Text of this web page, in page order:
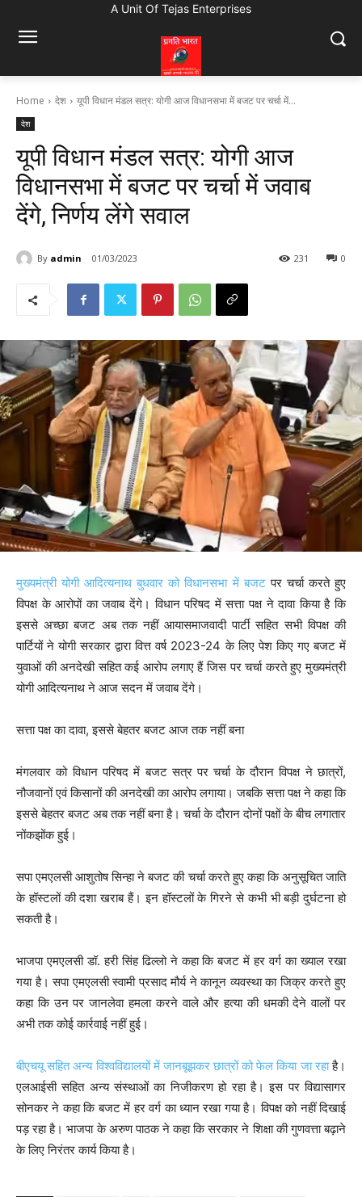
A Unit Of Tejas Enterprises
Home देश यूपी विधान मंडल सत्र: योगी आज विधानसभा में बजट पर चर्चा में...
देश
यूपी विधान मंडल सत्र: योगी आज
विधानसभा में बजट पर चर्चा में जवाब
देंगे, निर्णय लेंगे सवाल
By admin 01/03/2023 0
231
मुख्यमंत्री योगी आदित्यनाथ बुधवार को विधानसभा में बजटपर चर्चा करते हुए
विपक्ष के आरोपों का जवाब देंगे। विधान परिषद में सत्ता पक्ष ने दावा किया है कि
इससे अच्छा बजट अब तक नहीं आयासमाजवादी पार्टी सहित सभी विपक्ष की
पार्टियों ने योगी सरकार द्वारा वित्त वर्ष 2023-24 के लिए पेश किए गए बजट में
युवाओं की अनदेखी सहित कई आरोप लगाए हैं जिस पर चर्चा करते हुए मुख्यमंत्री
योगी आदित्यनाथ ने आज सदन में जवाब देंगे।
सत्ता पक्ष का दावा, इससे बेहतर बजट आज तक नहीं बना
मंगलवार को विधान परिषद में बजट सत्र पर चर्चा के दौरान विपक्ष ने छात्रों,
नौजवानों एवं किसानों की अनदेखी का आरोप लगाया। जबकि सत्ता पक्ष ने कहा कि
इससे बेहतर बजट अब तक नहीं बना है। चर्चा के दौरान दोनों पक्षों के बीच लगातार
नोंकझोंक हुई।
सपा एमएलसी आशुतोष सिन्हा ने बजट की चर्चा करते हुए कहा कि अनुसूचित जाति
के हॉस्टलों की दशा खराब हैं। इन हॉस्टलों के गिरने से कभी भी बड़ी दुर्घटना हो
सकती है।
भाजपा एमएलसी डॉ. हरी सिंह ढिल्लो ने कहा कि बजट में हर वर्ग का ख्याल रखा
गया है। सपा एमएलसी स्वामी प्रसाद मौर्य ने कानून व्यवस्था का जिक्र करते हुए
कहा कि उन पर जानलेवा हमला करने वाले और हत्या की धमकी देने वालों पर
अभी तक कोई कार्रवाई नहीं हुई।
बीएचयू सहित अन्य विश्वविद्यालयों में जानबूझकर छात्रों को फेल किया जा रहाहै।
एलआईसी सहित अन्य संस्थाओं का निजीकरण हो रहा है। इस पर विद्यासागर
सोनकर ने कहा कि बजट में हर वर्ग का ध्यान रखा गया है। विपक्ष को नहीं दिखाई
पड़ रहा है। भाजपा के अरुण पाठक ने कहा कि सरकार ने शिक्षा की गुणवत्ता बढ़ाने
के लिए निरंतर कार्य किया है।